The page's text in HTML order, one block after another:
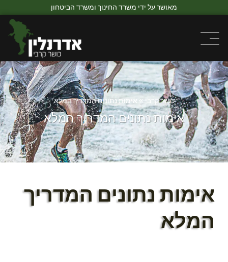
מאושר על ידי משרד החינוך ומשרד הביטחון
כושר קרבי » אימות נתונים המדריך המלא
אימות נתונים המדריך המלא
אימות נתונים המדריך
המלא